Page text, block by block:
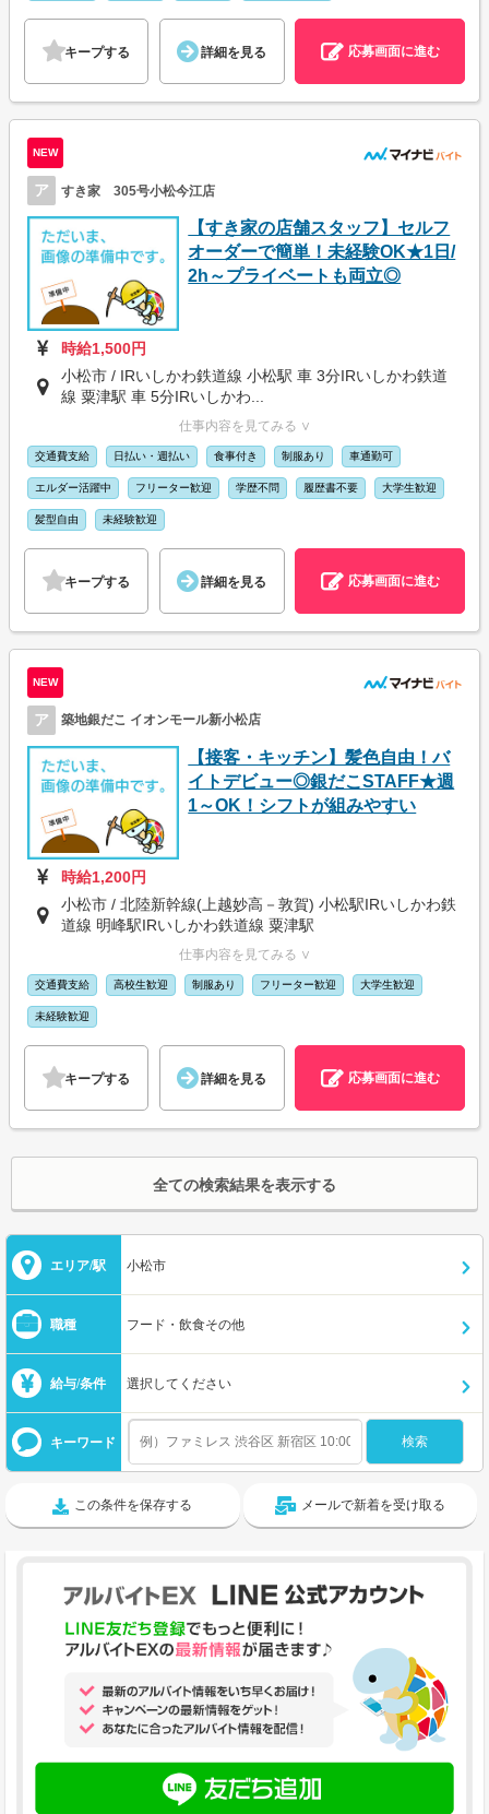
キープする 詳細を見る 応募画面に進む
NEW
ア すき家 305号小松今江店
【すき家の店舗スタッフ】セルフ
オーダーで簡単！未経験OK★1日/
2h～プライベートも両立◎
時給1,500円
小松市 / IRいしかわ鉄道線 小松駅 車 3分IRいしかわ鉄道
線 粟津駅 車 5分IRいしかわ...
仕事内容を見てみる ∨
交通費支給 日払い・週払い 食事付き 制服あり 車通勤可
エルダー活躍中 フリーター歓迎 学歴不問 履歴書不要 大学生歓迎
髪型自由 未経験歓迎
キープする 詳細を見る 応募画面に進む
NEW
ア 築地銀だこ イオンモール新小松店
【接客・キッチン】髪色自由！バ
イトデビュー◎銀だこSTAFF★週
1～OK！シフトが組みやすい
時給1,200円
小松市 / 北陸新幹線(上越妙高－敦賀) 小松駅IRいしかわ鉄
道線 明峰駅IRいしかわ鉄道線 粟津駅
仕事内容を見てみる ∨
交通費支給 高校生歓迎 制服あり フリーター歓迎 大学生歓迎
未経験歓迎
キープする 詳細を見る 応募画面に進む
全ての検索結果を表示する
エリア/駅 小松市
職種 フード・飲食その他
給与/条件 選択してください
キーワード
この条件を保存する メールで新着を受け取る